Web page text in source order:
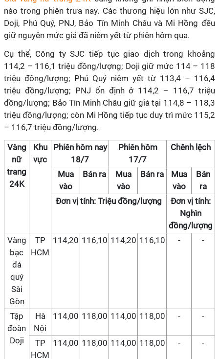
nào trong phiên trưa nay. Các thương hiệu lớn như SJC,
Doji, Phú Quý, PNJ, Bảo Tín Minh Châu và Mi Hồng đều
giữ nguyên mức giá đã niêm yết từ phiên hôm qua.
Cụ thể, Công ty SJC tiếp tục giao dịch trong khoảng
114,2 – 116,1 triệu đồng/lượng; Doji giữ mức 114 – 118
triệu đồng/lượng; Phú Quý niêm yết từ 113,4 – 116,4
triệu đồng/lượng; PNJ ổn định ở 114,2 – 116,7 triệu
đồng/lượng; Bảo Tín Minh Châu giữ giá tại 114,8 – 118,3
triệu đồng/lượng; còn Mi Hồng tiếp tục duy trì mức 115,2
– 116,7 triệu đồng/lượng.
Vàng
nữ
trang
24K
Khu
vực
Phiên hôm nay
18/7
Phiên hôm
17/7
Chênh lệch
Mua
vào
Bán ra
Mua
vào
Bán ra
Mua
vào
Bán
ra
Đơn vị tính: Triệu đồng/lượng
Đơn vị tính:
Nghìn
đồng/lượng
Vàng
bạc
đá
quý
Sài
Gòn
TP
HCM
114,20 116,10 114,20 116,10 - -
Tập
đoàn
Doji
Hà
Nội
114,00 118,00 114,00 118,00 - -
TP
HCM
114,00 118,00 114,00 118,00 - -